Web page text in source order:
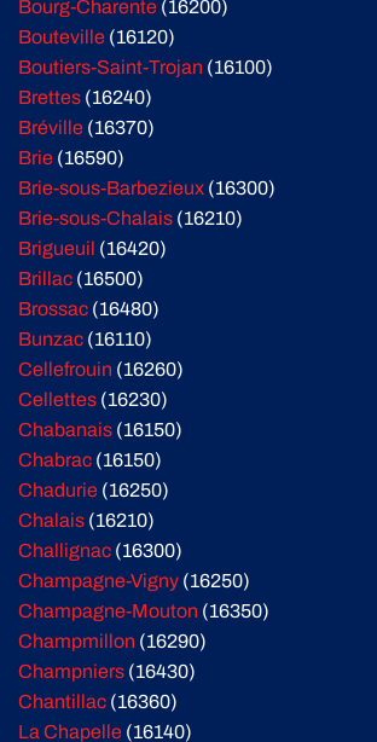
Bourg-Charente (16200)
Bouteville (16120)
Boutiers-Saint-Trojan (16100)
Brettes (16240)
Bréville (16370)
Brie (16590)
Brie-sous-Barbezieux (16300)
Brie-sous-Chalais (16210)
Brigueuil (16420)
Brillac (16500)
Brossac (16480)
Bunzac (16110)
Cellefrouin (16260)
Cellettes (16230)
Chabanais (16150)
Chabrac (16150)
Chadurie (16250)
Chalais (16210)
Challignac (16300)
Champagne-Vigny (16250)
Champagne-Mouton (16350)
Champmillon (16290)
Champniers (16430)
Chantillac (16360)
La Chapelle (16140)